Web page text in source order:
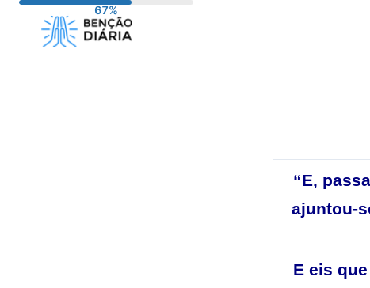
“E,
ajuntou-
E eis